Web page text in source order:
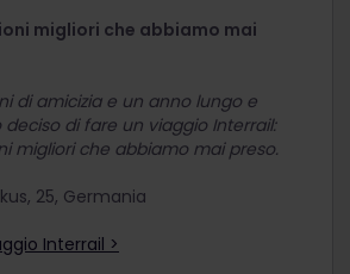
migliori che abbiamo mai
di amicizia e un anno lungo e
di fare un viaggio Interrail:
migliori che abbiamo mai preso.
25, Germania
Interrail >